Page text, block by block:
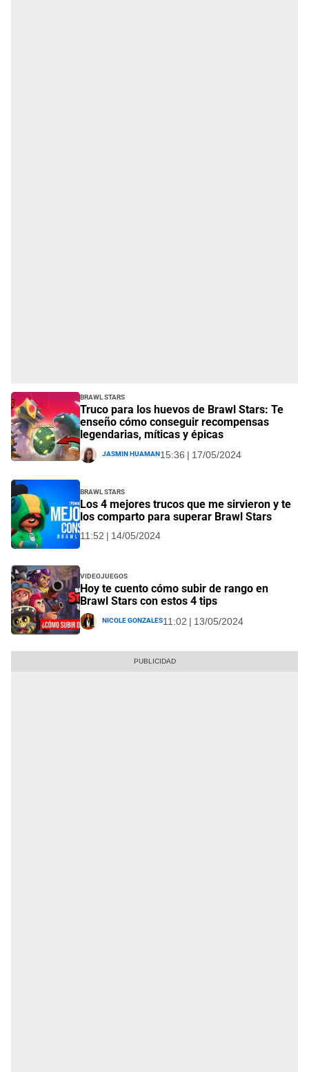
Brawl Stars
Truco para los huevos de Brawl Stars: Te
enseño cómo conseguir recompensas
legendarias, míticas y épicas
Jasmin Huaman15:36 | 17/05/2024
Brawl Stars
Los 4 mejores trucos que me sirvieron y te
los comparto para superar Brawl Stars
11:52 | 14/05/2024
Videojuegos
Hoy te cuento cómo subir de rango en
Brawl Stars con estos 4 tips
Nicole Gonzales11:02 | 13/05/2024